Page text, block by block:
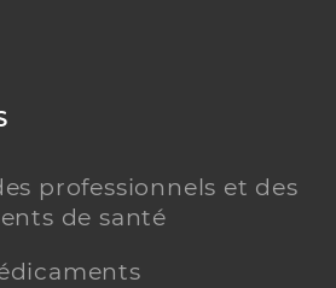
professionnels et des
de santé